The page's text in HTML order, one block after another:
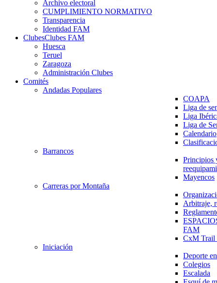
Archivo electoral
CUMPLIMIENTO NORMATIVO
Transparencia
Identidad FAM
ClubesClubes FAM
Huesca
Teruel
Zaragoza
Administración Clubes
Comités
Andadas Populares
COAPA
Liga de
Liga
Liga de
Calendario
Barrancos
Principios
Mayencos
Carreras por Montaña
Arbitraje,
FAM
CxM
Iniciación
Deporte
Colegios
Escalada